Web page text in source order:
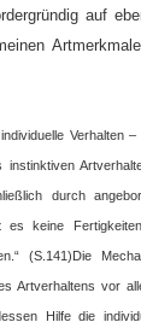
auf
Verhalten
durch
es keine
(S.141)Die
Artverhaltens vor
Hilfe die